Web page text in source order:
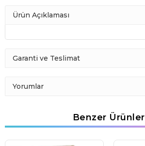
Ürün Açıklaması
Garanti ve Teslimat
Yorumlar
Benzer Ürünler